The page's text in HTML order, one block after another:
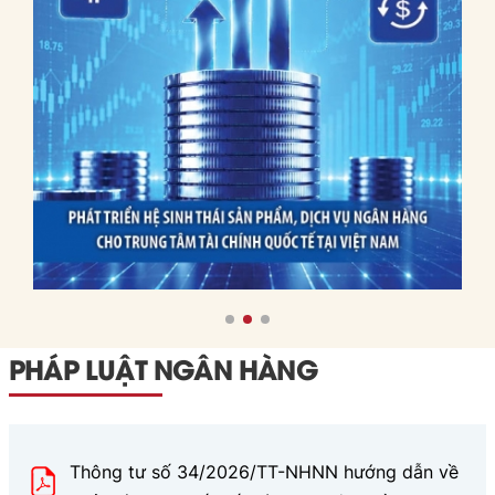
cho
Việt
Nam
kinh nghiệm của các IFC
trên, bài viết đưa ra các
bài học và hàm ý chính
sách cho Việt Nam.
PHÁP LUẬT NGÂN HÀNG
Thông tư số 34/2026/TT-NHNN hướng dẫn về